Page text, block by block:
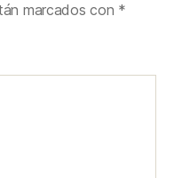
marcados con *